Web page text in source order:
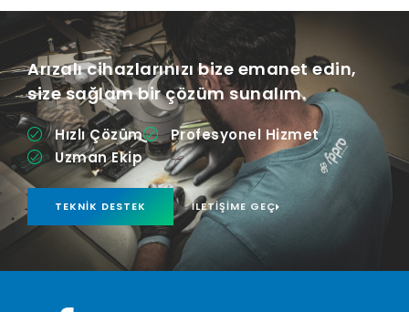
Arızalı cihazlarınızı bize emanet edin,
size sağlam bir çözüm sunalım.
Hızlı Çözüm
Profesyonel Hizmet
Uzman Ekip
TEKNIK DESTEK İLETIŞIME GEÇ